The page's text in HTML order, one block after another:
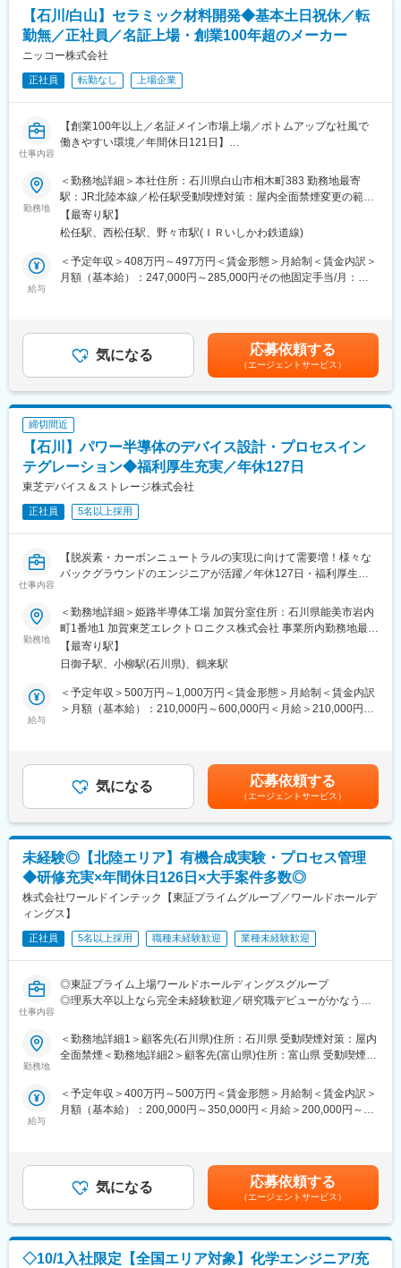
同業他社では希望する仕事があっても、会社の都合で挑戦できな
いという事も転職理由の1つです。
当社では専任のキャリアアドバイザーがおり、キャリアアドバイ
ザーが社内に働きかける事で希望する仕事への挑戦を後押ししま
す。
エンジニアの遣り甲斐を大切にする当社だからこその取り組みで
す。
変更の範囲：会社の定める業務
■職務の概要
車載用ガスセンサ（ジルコニア素子）の工程改善・品質向上のた
めの仕組み改善
■業務の詳細
車載用ガスセンサ（ジルコニア素子）の量産立ち上げ・生産性改
善・品質向上業務
（1）設備改造および量産工程の立ち上げ・条件最適化
（2）タクト短縮・歩留まり改善等による生産性向上および能力増
（3）品質向上に向けた工程標準化・管理手法の改善
■職務の特色
世界シェアトップ級製品の工程改善に携わることができます。世
り、責任とやりがいを感じられる職務です。事業の継続的な発展
に資する製品を製造する主力工場において工程改善を主導するこ
製造現場の近くにあって、技術力・問題解決力により高難度案件
の改善を行う技術集団です。少人数ながら各々が得意とする分野
を持ち、協力し合うことで、日々成長を続けています。
変更の範囲：全ての業務への配置転換あり
【石川/白山】セラミック材料開発◆基本土日祝休／転
勤無／正社員／名証上場・創業100年超のメーカー
ニッコー株式会社
正社員 転勤なし 上場企業
仕事内容
【創業100年以上／名証メイン市場上場／ボトムアップな社風で
働きやすい環境／年間休日121日】
■業務内容：
・セラミック系材料・プロセス開発をお任せします。素材開発か
らプロセス開発、商品企画開発まで幅広い業務に携わることがで
きます。開発された素材・商品は当社の各事業部の技術部門で製
品化されていきます。
■募集背景：
■当社の研究開発について：
・当社は1908年の創業から素材開発の成果として「浄化槽」「排
す。今後の研究には、さらに新たな事業が誕生させる可能性が秘
められています。
・当社の研究開発の特徴は、構想から製品まで一気通貫で対応で
きる点で、多くは2～3名でプロジェクト運営していきます。
・新しいことを取り入れようとする風土があり、社員の提案が積
営層から経営に対しての想いも聞けます。各事業部長から発表さ
れる3か年中期経営計画や毎月行われる事業部会議では、どのよう
像はどのようなものか、経営層自らの言葉で語ってもらえます
し、その場で社員からも事業に対する想いや課題提起などもでき
ます。
社内の様々な部署やグループ単位で行われている改善・提案活動
を包括的に会社全体として評価、共有、表彰する動きです。
から始まったプロジェクトです。
あなたの提案が周りの社員を動かし、組織を変え、会社を変革さ
せていく可能性もあり、どのような提案であっても会社として受
変更の範囲：当社における業務全般
勤務地
＜勤務地詳細＞本社住所：石川県白山市相木町383 勤務地最寄
駅：JR北陸本線／松任駅受動喫煙対策：屋内全面禁煙変更の範
囲：本社および全国の営業所で会社の定める場所（テレワークの
場所を含む）
【最寄り駅】
松任駅、西松任駅、野々市駅(ＩＲいしかわ鉄道線)
給与
＜予定年収＞408万円～497万円＜賃金形態＞月給制＜賃金内訳＞
月額（基本給）：247,000円～285,000円その他固定手当/月：
月・12月／※2025年度 計2.25か月）※別途資格手当あり（3,000～
5,000円）賃金はあくまでも目安の金額であり、選考を通じて上下
する可能性があります。月給(月額)は固定手当を含めた表記です。
気になる 応募依頼する
（エージェントサービス）
締切間近
【石川】パワー半導体のデバイス設計・プロセスイン
テグレーション◆福利厚生充実／年休127日
東芝デバイス＆ストレージ株式会社
正社員 5名以上採用
仕事内容
【脱炭素・カーボンニュートラルの実現に向けて需要増！様々な
バックグラウンドのエンジニアが活躍／年休127日・福利厚生・
■募集背景：
300mmウエハ―対応製造ラインを新規導入するに伴い、プロセス
インテグレーション技術者の増強が必要となったため。
<https://toshiba.semicon-storage.com/jp/company/news/news-
topics/2021/03/corporate-20210310-1.html>
み、以下業務をお任せいたします。
・半導体のプロセスインテグレーション、デバイス技術
1プロダクト2～3年ベースで開発を行っており、週一度の製品定
例ミーティングを行い、1週間でPDCAを回しています。
パワー半導体は開発の規模感が大きすぎないからこそ、製品開発
～量産立ち上げまで見渡すことができ、エンジニアとして確実に
キャリアアップできる環境が整っています。
■半導体事業について：
当社の半導体事業は、ディスクリート半導体と集積回路デバイス
の2つの事業領域で構成されており、産業・インフラ向け、車載向
け、データセンター向けを主なターゲットとし注力しています。
換・供給を行う、電源回路を持つすべての機器に必要不可欠であ
り、非常に重要なキーデバイスとして注目されています。例え
ルであるとともに省エネデバイス、グリーン半導体という環境に
配慮したデバイスとして、社会を支えるとともにさらなる進化が
当社はパワーデバイスの開発に注力しています。パワーデバイス
は半導体の特性を最大限まで引き出すために、高度なプロセス開
ひ参加してください。
勤務地
＜勤務地詳細＞姫路半導体工場 加賀分室住所：石川県能美市岩内
町1番地1 加賀東芝エレクトロニクス株式会社 事業所内勤務地最寄
駅：北陸本線／加賀笠間駅受動喫煙対策：屋内全面禁煙
【最寄り駅】
日御子駅、小柳駅(石川県)、鶴来駅
給与
＜予定年収＞500万円～1,000万円＜賃金形態＞月給制＜賃金内訳
＞月額（基本給）：210,000円～600,000円＜月給＞210,000円～
を通じて上下する可能性があります。月給(月額)は固定手当を含め
た表記です。気になる 応募依頼する
（エージェントサービス）
未経験◎【北陸エリア】有機合成実験・プロセス管理
◆研修充実×年間休日126日×大手案件多数◎
株式会社ワールドインテック【東証プライムグループ／ワールドホールデ
ィングス】
正社員 5名以上採用 職種未経験歓迎 業種未経験歓迎
仕事内容
◎東証プライム上場ワールドホールディングスグループ
◎理系大卒以上なら完全未経験歓迎／研究職デビューがかなう
あり
◎大手メーカー案件で社会的影響の大きい最先端の研究をサポー
り）
具体的には、装置内への規定試薬の投入（量・タイミングの管
理）、温度や攪拌回転数の操作、反応後のサンプル回収など、一
連の合成フローに携わります。周囲と活発にコミュニケーション
を取りながら、正確に実験を進める役割です。
※アセトン、THF、MEK、ECH（エピクロロヒドリン）等の有機
溶剤を取り扱います。
勤務地
＜勤務地詳細1＞顧客先(石川県)住所：石川県 受動喫煙対策：屋内
全面禁煙＜勤務地詳細2＞顧客先(富山県)住所：富山県 受動喫煙対
動喫煙対策：屋内全面禁煙変更の範囲：会社の定める事業所
給与
＜予定年収＞400万円～500万円＜賃金形態＞月給制＜賃金内訳＞
月額（基本給）：200,000円～350,000円＜月給＞200,000円～
給与条件は経験・スキルに基づき決定します。入社時および入社
後の給与を確約するものではありません。賃金はあくまでも目安
の金額であり、選考を通じて上下する可能性があります。月給(月
額)は固定手当を含めた表記です。
気になる 応募依頼する
（エージェントサービス）
◇10/1入社限定【全国エリア対象】化学エンジニア/充